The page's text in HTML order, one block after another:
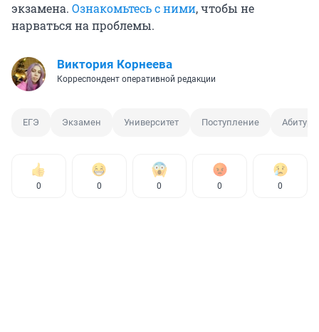
экзамена. Ознакомьтесь с ними, чтобы не
нарваться на проблемы.
Виктория Корнеева
Корреспондент оперативной редакции
ЕГЭ Экзамен Университет Поступление
0 0 0 0 0